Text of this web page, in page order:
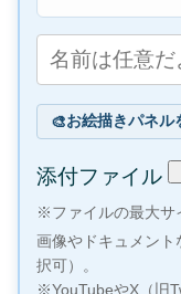
🎨お絵描きパネル
添付ファイル
※ファイルの最大サ
画像やドキュメン
択可）。
※YouTubeやX（旧